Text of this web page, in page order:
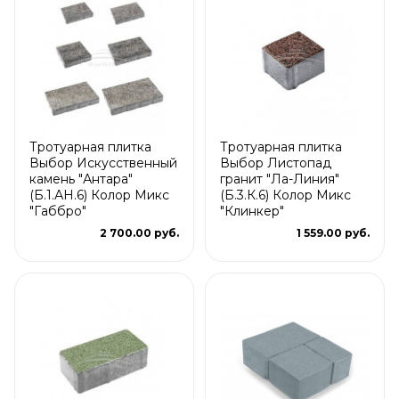
Тротуарная плитка
Выбор Искусственный
камень "Антара"
(Б.1.АН.6) Колор Микс
"Габбро"
2 700.00 руб.
Тротуарная плитка
Выбор Листопад
гранит "Ла-Линия"
(Б.3.К.6) Колор Микс
"Клинкер"
1 559.00 руб.